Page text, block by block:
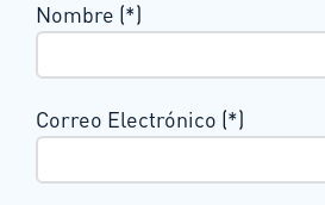
Nombre (*)
Correo Electrónico (*)